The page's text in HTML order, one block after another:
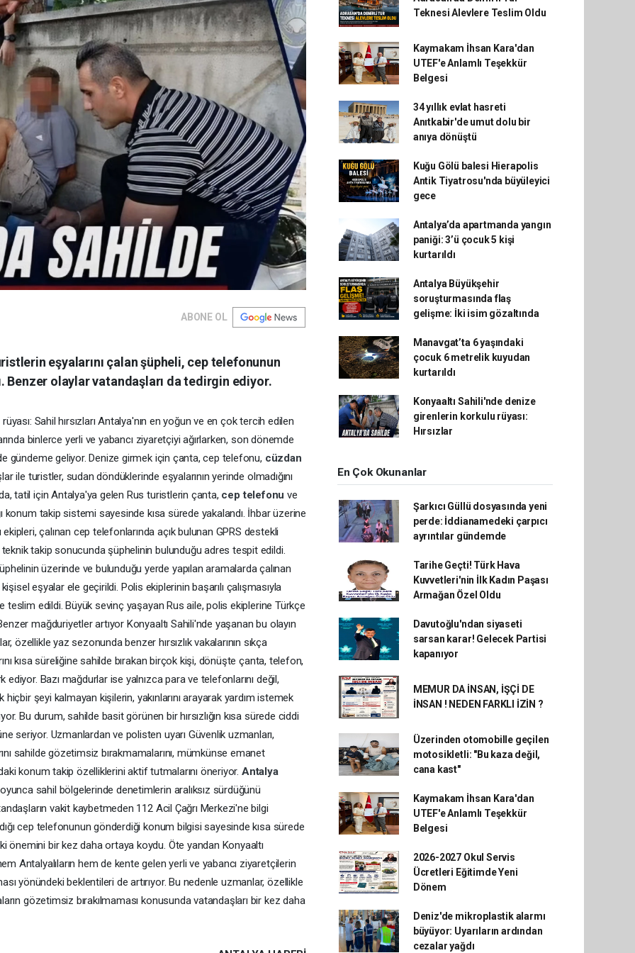
ABONE OL
eşyalarını çalan şüpheli, cep telefonunun
Benzer olaylar vatandaşları da tedirgin ediyor.
Sahil hırsızları Antalya'nın en yoğun ve en çok tercih edilen
binlerce yerli ve yabancı ziyaretçiyi ağırlarken, son dönemde
gündeme geliyor. Denize girmek için çanta, cep telefonu, cüzdan
ile turistler, sudan döndüklerinde eşyalarının yerinde olmadığını
tatil için Antalya'ya gelen Rus turistlerin çanta, cep telefonu ve
konum takip sistemi sayesinde kısa sürede yakalandı. İhbar üzerine
çalınan cep telefonlarında açık bulunan GPRS destekli
takip sonucunda şüphelinin bulunduğu adres tespit edildi.
üzerinde ve bulunduğu yerde yapılan aramalarda çalınan
eşyalar ele geçirildi. Polis ekiplerinin başarılı çalışmasıyla
edildi. Büyük sevinç yaşayan Rus aile, polis ekiplerine Türkçe
mağduriyetler artıyor Konyaaltı Sahili'nde yaşanan bu olayın
özellikle yaz sezonunda benzer hırsızlık vakalarının sıkça
kısa süreliğine sahilde bırakan birçok kişi, dönüşte çanta, telefon,
ediyor. Bazı mağdurlar ise yalnızca para ve telefonlarını değil,
şeyi kalmayan kişilerin, yakınlarını arayarak yardım istemek
Bu durum, sahilde basit görünen bir hırsızlığın kısa sürede ciddi
seriyor. Uzmanlardan ve polisten uyarı Güvenlik uzmanları,
sahilde gözetimsiz bırakmamalarını, mümkünse emanet
konum takip özelliklerini aktif tutmalarını öneriyor. Antalya
sahil bölgelerinde denetimlerin aralıksız sürdüğünü
vakit kaybetmeden 112 Acil Çağrı Merkezi'ne bilgi
cep telefonunun gönderdiği konum bilgisi sayesinde kısa sürede
önemini bir kez daha ortaya koydu. Öte yandan Konyaaltı
Antalyalıların hem de kente gelen yerli ve yabancı ziyaretçilerin
yönündeki beklentileri de artırıyor. Bu nedenle uzmanlar, özellikle
gözetimsiz bırakılmaması konusunda vatandaşları bir kez daha
Teknesi Alevlere Teslim Oldu
Kaymakam İhsan Kara'dan
UTEF'e Anlamlı Teşekkür
Belgesi
34 yıllık evlat hasreti
Anıtkabir'de umut dolu bir
anıya dönüştü
Kuğu Gölü balesi Hierapolis
Antik Tiyatrosu'nda büyüleyici
gece
Antalya’da apartmanda yangın
paniği: 3’ü çocuk 5 kişi
kurtarıldı
Antalya Büyükşehir
soruşturmasında flaş
gelişme: İki isim gözaltında
Manavgat’ta 6 yaşındaki
çocuk 6 metrelik kuyudan
kurtarıldı
Konyaaltı Sahili'nde denize
girenlerin korkulu rüyası:
Hırsızlar
En Çok Okunanlar
Şarkıcı Güllü dosyasında yeni
perde: İddianamedeki çarpıcı
ayrıntılar gündemde
Tarihe Geçti! Türk Hava
Kuvvetleri'nin İlk Kadın Paşası
Armağan Özel Oldu
Davutoğlu'ndan siyaseti
sarsan karar! Gelecek Partisi
kapanıyor
MEMUR DA İNSAN, İŞÇİ DE
İNSAN ! NEDEN FARKLI İZİN ?
Üzerinden otomobille geçilen
motosikletli: "Bu kaza değil,
cana kast"
Kaymakam İhsan Kara'dan
UTEF'e Anlamlı Teşekkür
Belgesi
2026-2027 Okul Servis
Ücretleri Eğitimde Yeni
Dönem
Deniz'de mikroplastik alarmı
büyüyor: Uyarıların ardından
cezalar yağdı